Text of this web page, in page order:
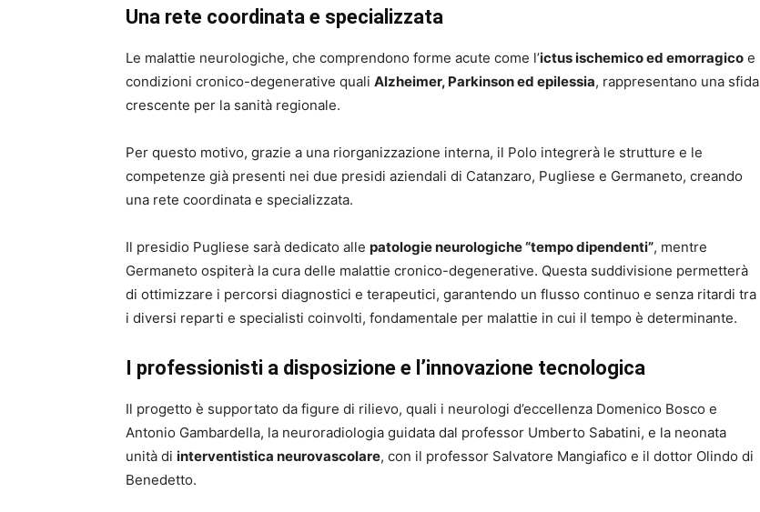
Una rete coordinata e specializzata
Le malattie neurologiche, che comprendono forme acute come l’ictus ischemico ed emorragico e
condizioni cronico-degenerative quali Alzheimer, Parkinson ed epilessia, rappresentano una sfida
crescente per la sanità regionale.
Per questo motivo, grazie a una riorganizzazione interna, il Polo integrerà le strutture e le
competenze già presenti nei due presidi aziendali di Catanzaro, Pugliese e Germaneto, creando
una rete coordinata e specializzata.
Il presidio Pugliese sarà dedicato alle patologie neurologiche “tempo dipendenti”, mentre
Germaneto ospiterà la cura delle malattie cronico-degenerative. Questa suddivisione permetterà
di ottimizzare i percorsi diagnostici e terapeutici, garantendo un flusso continuo e senza ritardi tra
i diversi reparti e specialisti coinvolti, fondamentale per malattie in cui il tempo è determinante.
I professionisti a disposizione e l’innovazione tecnologica
Il progetto è supportato da figure di rilievo, quali i neurologi d’eccellenza Domenico Bosco e
Antonio Gambardella, la neuroradiologia guidata dal professor Umberto Sabatini, e la neonata
unità di interventistica neurovascolare, con il professor Salvatore Mangiafico e il dottor Olindo di
Benedetto.